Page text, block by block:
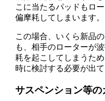
こに当たるパッドもロ
偏摩耗してしまいます。
この場合、いくら新品
も、相手のローターが
耗を起こしてしまうた
時に検討する必要が出て
サスペンション等の